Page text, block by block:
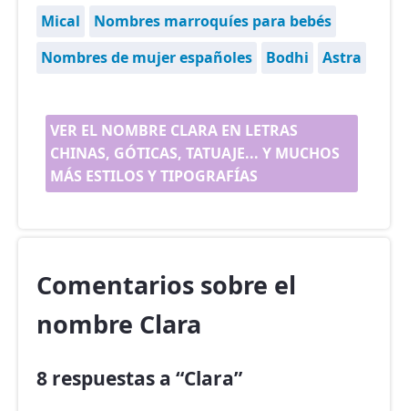
Mical
Nombres marroquíes para bebés
Nombres de mujer españoles
Bodhi Astra
VER EL NOMBRE CLARA EN LETRAS
CHINAS, GÓTICAS, TATUAJE... Y MUCHOS
MÁS ESTILOS Y TIPOGRAFÍAS
Comentarios sobre el
nombre Clara
8 respuestas a “Clara”